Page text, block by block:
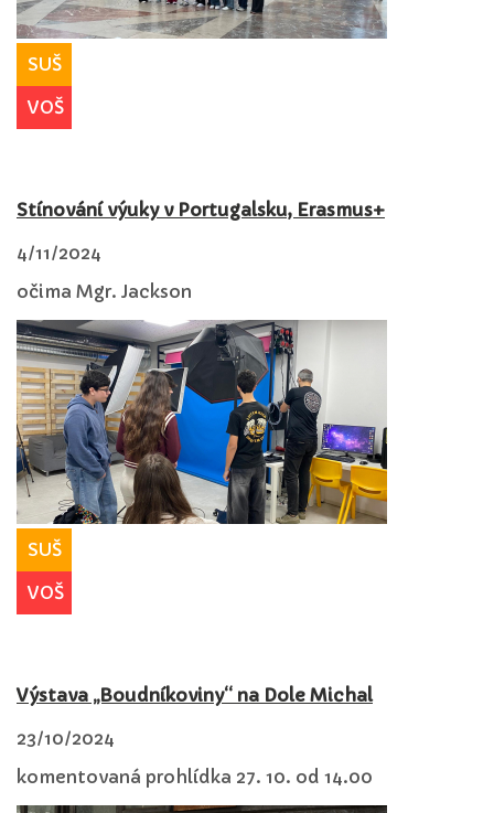
SUŠ
VOŠ
Stínování výuky v Portugalsku, Erasmus+
4/11/2024
očima Mgr. Jackson
SUŠ
VOŠ
Výstava „Boudníkoviny“ na Dole Michal
23/10/2024
komentovaná prohlídka 27. 10. od 14.00